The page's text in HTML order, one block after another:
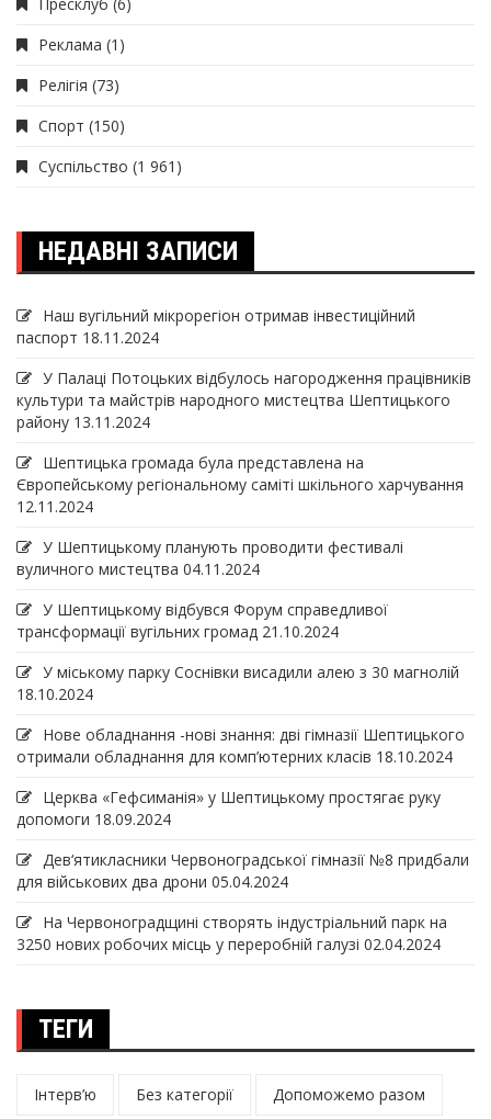
Реклама (1)
Релігія (73)
Спорт (150)
Суспільство (1 961)
НЕДАВНІ ЗАПИСИ
Наш вугільний мікрорегіон отримав інвеcтиційний
паспорт 18.11.2024
У Палаці Потоцьких відбулось нагородження працівників
культури та майстрів народного мистецтва Шептицького
району 13.11.2024
Шептицька громада була представлена на
Європейському регіональному саміті шкільного харчування
12.11.2024
У Шептицькому планують проводити фестивалі
вуличного мистецтва 04.11.2024
У Шептицькому відбувся Форум справедливої
трансформації вугільних громад 21.10.2024
У міському парку Соснівки висадили алею з 30 магнолій
18.10.2024
Нове обладнання -нові знання: дві гімназії Шептицького
отримали обладнання для комп’ютерних класів 18.10.2024
Церква «Гефсиманія» у Шептицькому простягає руку
допомоги 18.09.2024
Дев‘ятикласники Червоноградської гімназії №8 придбали
для військових два дрони 05.04.2024
На Червоноградщині створять індустріальний парк на
3250 нових робочих місць у переробній галузі 02.04.2024
ТЕГИ
Інтерв’ю Без категорії Допоможемо разом